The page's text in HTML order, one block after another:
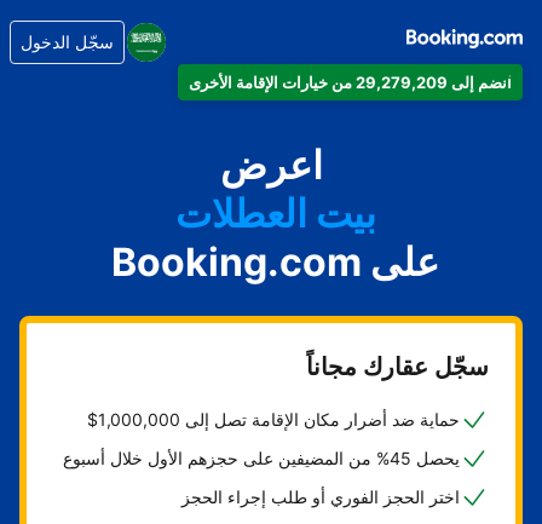
انضم إلى 29,279,209 من خيارات الإقامة الأخرى
سجّل الدخول
اعرض
شقتك
فندقك
بيت العطلات
شقتك الفندقية
منتجعك
على Booking.com
سجّل عقارك مجاناً
حماية ضد أضرار مكان الإقامة تصل إلى 1,000,000$
يحصل 45% من المضيفين على حجزهم الأول خلال أسبوع
اختر الحجز الفوري أو طلب إجراء الحجز